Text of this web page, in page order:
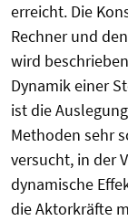
erreicht. Die
Rechner und
wird
Dynamik einer
ist die
Methoden sehr
versucht, in der
dynamische
die Aktorkräfte